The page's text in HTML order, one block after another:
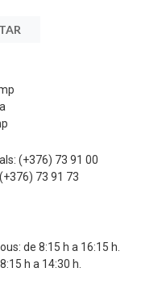
(+376) 73 91 00
(+376) 73 91 73
de 8:15 h a 16:15 h.
h a 14:30 h.